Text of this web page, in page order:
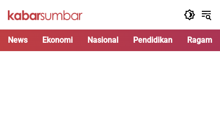
News Ekonomi Nasional Pendidikan Ragam